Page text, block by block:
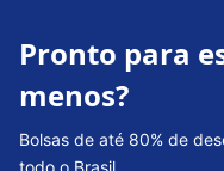
Pronto para
menos?
Bolsas de até 80% de